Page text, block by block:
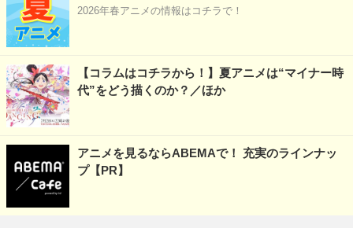
2026年春アニメの情報はコチラで！
【コラムはコチラから！】夏アニメは“マイナー時
代”をどう描くのか？／ほか
アニメを見るならABEMAで！ 充実のラインナッ
プ【PR】